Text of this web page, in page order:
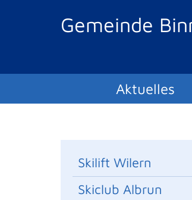
Gemeinde
Aktuelles
Skilift Wilern
Skiclub Albrun